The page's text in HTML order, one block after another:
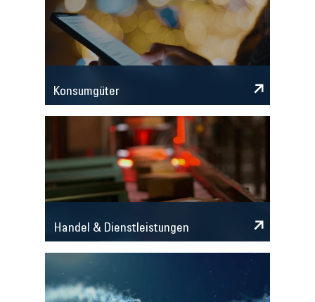
Konsumgüter
Handel & Dienstleistungen